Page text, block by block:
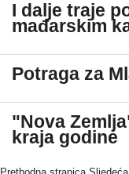
I dalje traje
mađarskim
Potraga za
"Nova
kraja godine